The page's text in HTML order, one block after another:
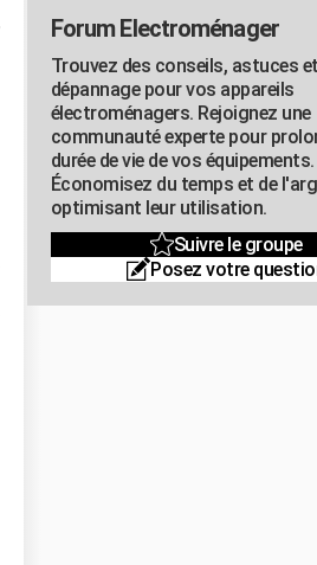
Forum Electroménager
Trouvez des conseils, astuces et
dépannage pour vos appareils
électroménagers. Rejoignez une
communauté experte pour
durée de vie de vos équipements.
Économisez du temps et de
optimisant leur utilisation.
Suivre le groupe
Posez votre